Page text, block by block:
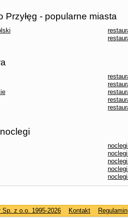
Przyłęg - popularne miasta
z o.o. 1995-2026 Kontakt Regulamin